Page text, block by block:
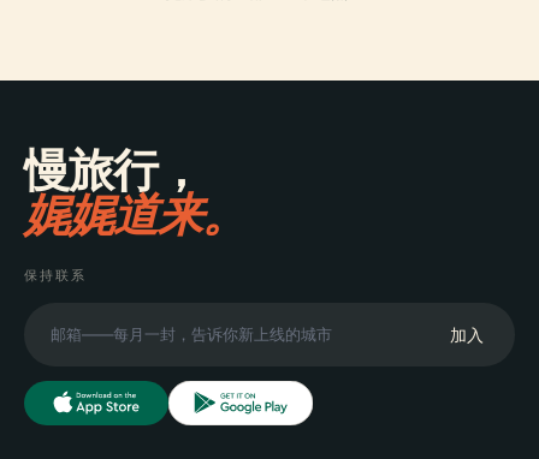
慢旅行，
娓娓道来。
保持联系
加入